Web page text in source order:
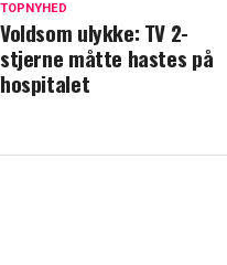
Blachman åbner op om
TOPNYHED
Voldsom ulykke: TV 2-
stjerne måtte hastes på
hospitalet